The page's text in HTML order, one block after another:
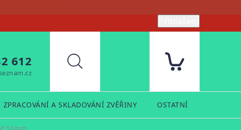
612 Hledat
ZPRACOVÁNÍ A SKLADOVÁNÍ ZVĚŘINY OSTATNÍ
51mm